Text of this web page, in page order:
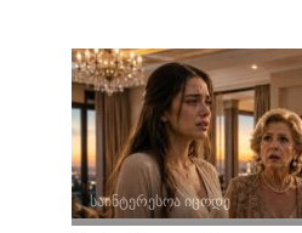
საინტერესოა იცოდე